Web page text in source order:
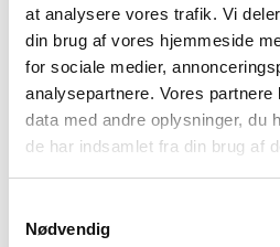
at analysere vores trafik. Vi
din brug af vores hjemmeside
for sociale medier,
analysepartnere. Vores
data med andre oplysninger, du
de har indsamlet fra din brug af
Nødvendig
Send
Vi behandler dine
dig.Læs mere om vores